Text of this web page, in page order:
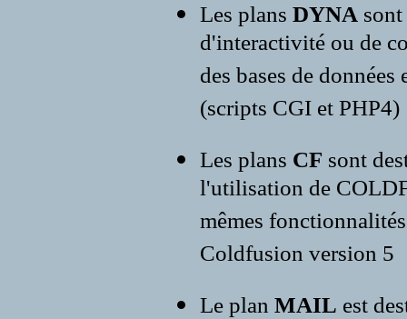
Les plans DYNA
d'interactivité ou de
des bases de
(scripts CGI et PHP4)
Les plans CF sont
l'utilisation de
mêmes
Coldfusion version 5
Le plan MAIL est